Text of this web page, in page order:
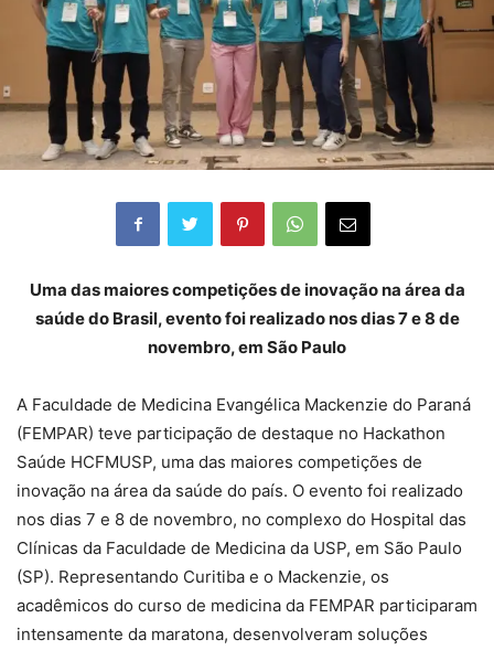
Uma das maiores competições de inovação na área da
saúde do Brasil, evento foi realizado nos dias 7 e 8 de
novembro, em São Paulo
A Faculdade de Medicina Evangélica Mackenzie do Paraná
(FEMPAR) teve participação de destaque no Hackathon
Saúde HCFMUSP, uma das maiores competições de
inovação na área da saúde do país. O evento foi realizado
nos dias 7 e 8 de novembro, no complexo do Hospital das
Clínicas da Faculdade de Medicina da USP, em São Paulo
(SP). Representando Curitiba e o Mackenzie, os
acadêmicos do curso de medicina da FEMPAR participaram
intensamente da maratona, desenvolveram soluções